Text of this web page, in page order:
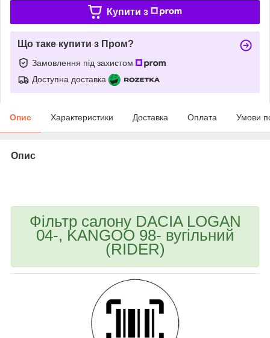
Купити з
Що таке купити з Пром?
Замовлення під захистом
Доступна доставка
Опис Характеристики Доставка Оплата Умови
Опис
Фільтр салону DACIA LOGAN
04-, KANGOO 98- вугільний
(RIDER)